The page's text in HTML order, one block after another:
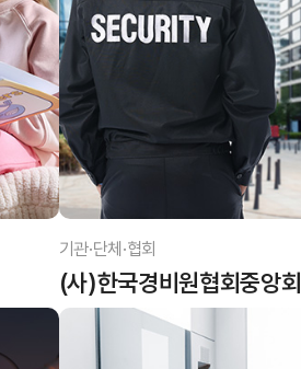
기관·단체·협회
(사)한국경비원협회중앙회